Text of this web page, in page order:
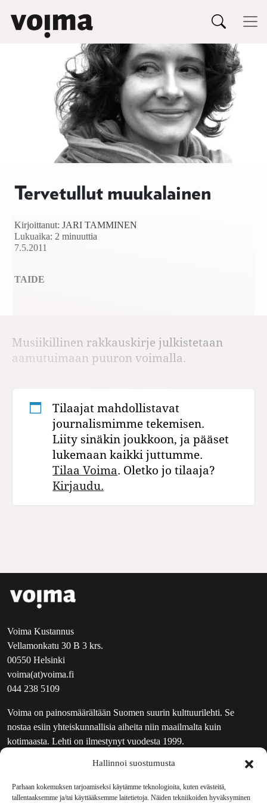
Hallinnoi suostumusta
Parhaan kokemuksen tarjoamiseksi käytämme teknologioita, kuten evästeitä,
tallentaaksemme ja/tai käyttääksemme laitetietoja. Näiden tekniikoiden hyväksyminen
Siirry sisältöön
Päävalikko
Tervetullut muukalainen
7.5.2011
Kirjoittanut: JARI TAMMINEN
Lukuaika: 2 minuuttia
TAIDE
Musiikillinen rakkauskirje julkistetaan
aamutuimaan puuron voimalla.
Tilaajat mahdollistavat
journalismimme tekemisen.
Liity sinäkin joukkoon, ja pääset
lukemaan kaikki juttumme.
Tilaa Voima. Oletko jo tilaaja?
Kirjaudu.
Voima Kustannus
Vellamonkatu 30 B 3 krs.
00550 Helsinki
voima(at)voima.fi
044 238 5109
Voima on painosmäärältään Suomen suurin kulttuurilehti. Se
nostaa esiin yhteiskunnallisia aiheita niin maailmalta kuin
kotimaasta. Lehti on ilmestynyt vuodesta 1999.
UUTISKIRJE
MAINOSTAJILLE